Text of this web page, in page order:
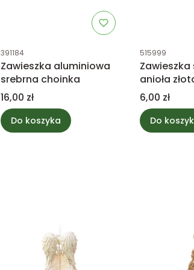
Kod produktu
391184
Zawieszka aluminiowa
srebrna choinka
Cena
16,00 zł
Do koszyka
Kod produktu
515999
Zawieszka
anioła
Cena
6,00 zł
Do